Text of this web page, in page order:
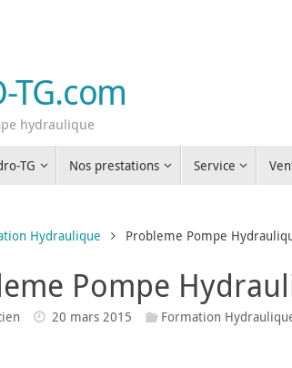
TG.com
hydraulique
TG Nos prestations Service
Hydraulique Probleme Pompe
Pompe
20 mars 2015 Formation